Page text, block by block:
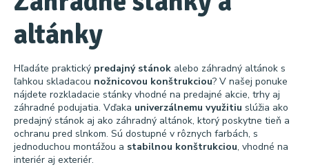
altánky
Hľadáte praktický predajný stánok alebo záhradný altánok s
ľahkou skladacou nožnicovou konštrukciou? V našej ponuke
nájdete rozkladacie stánky vhodné na predajné akcie, trhy aj
záhradné podujatia. Vďaka univerzálnemu využitiu slúžia ako
predajný stánok aj ako záhradný altánok, ktorý poskytne tieň a
ochranu pred slnkom. Sú dostupné v rôznych farbách, s
jednoduchou montážou a stabilnou konštrukciou, vhodné na
interiér aj exteriér.